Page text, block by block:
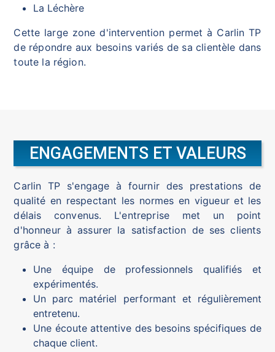
La Léchère
Cette large zone d'intervention permet à Carlin TP
de répondre aux besoins variés de sa clientèle dans
toute la région.
ENGAGEMENTS ET VALEURS
Carlin TP s'engage à fournir des prestations de
qualité en respectant les normes en vigueur et les
délais convenus. L'entreprise met un point
d'honneur à assurer la satisfaction de ses clients
grâce à :
Une équipe de professionnels qualifiés et
expérimentés.
Un parc matériel performant et régulièrement
entretenu.
Une écoute attentive des besoins spécifiques de
chaque client.